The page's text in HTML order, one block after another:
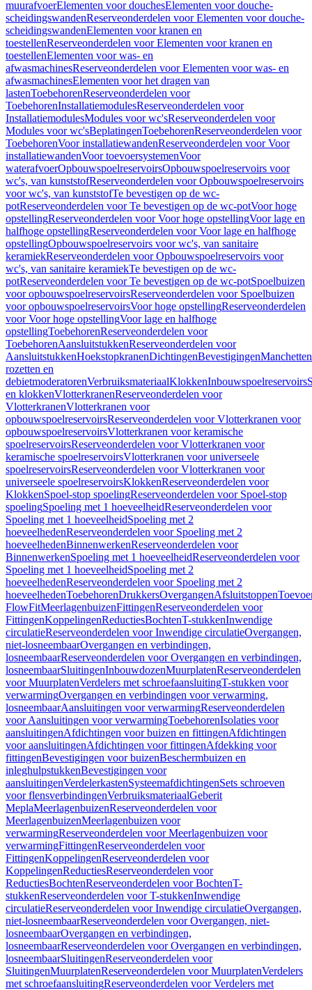
muurafvoerElementen voor douchesElementen voor douche-
scheidingswandenReserveonderdelen voor Elementen voor douche-
scheidingswandenElementen voor kranen en
toestellenReserveonderdelen voor Elementen voor kranen en
toestellenElementen voor was- en
afwasmachinesReserveonderdelen voor Elementen voor was- en
afwasmachinesElementen voor het dragen van
lastenToebehorenReserveonderdelen voor
ToebehorenInstallatiemodulesReserveonderdelen voor
InstallatiemodulesModules voor wc'sReserveonderdelen voor
Modules voor wc'sBeplatingenToebehorenReserveonderdelen voor
ToebehorenVoor installatiewandenReserveonderdelen voor Voor
installatiewandenVoor toevoersystemenVoor
waterafvoerOpbouwspoelreservoirsOpbouwspoelreservoirs voor
wc's, van kunststofReserveonderdelen voor Opbouwspoelreservoirs
voor wc's, van kunststofTe bevestigen op de wc-
potReserveonderdelen voor Te bevestigen op de wc-potVoor hoge
opstellingReserveonderdelen voor Voor hoge opstellingVoor lage en
halfhoge opstellingReserveonderdelen voor Voor lage en halfhoge
opstellingOpbouwspoelreservoirs voor wc's, van sanitaire
keramiekReserveonderdelen voor Opbouwspoelreservoirs voor
wc's, van sanitaire keramiekTe bevestigen op de wc-
potReserveonderdelen voor Te bevestigen op de wc-potSpoelbuizen
voor opbouwspoelreservoirsReserveonderdelen voor Spoelbuizen
voor opbouwspoelreservoirsVoor hoge opstellingReserveonderdelen
voor Voor hoge opstellingVoor lage en halfhoge
opstellingToebehorenReserveonderdelen voor
ToebehorenAansluitstukkenReserveonderdelen voor
AansluitstukkenHoekstopkranenDichtingenBevestigingenManchetten
rozetten en
debietmoderatorenVerbruiksmateriaalKlokkenInbouwspoelreservoirs
en klokkenVlotterkranenReserveonderdelen voor
VlotterkranenVlotterkranen voor
opbouwspoelreservoirsReserveonderdelen voor Vlotterkranen voor
opbouwspoelreservoirsVlotterkranen voor keramische
spoelreservoirsReserveonderdelen voor Vlotterkranen voor
keramische spoelreservoirsVlotterkranen voor universeele
spoelreservoirsReserveonderdelen voor Vlotterkranen voor
universeele spoelreservoirsKlokkenReserveonderdelen voor
KlokkenSpoel-stop spoelingReserveonderdelen voor Spoel-stop
spoelingSpoeling met 1 hoeveelheidReserveonderdelen voor
Spoeling met 1 hoeveelheidSpoeling met 2
hoeveelhedenReserveonderdelen voor Spoeling met 2
hoeveelhedenBinnenwerkenReserveonderdelen voor
BinnenwerkenSpoeling met 1 hoeveelheidReserveonderdelen voor
Spoeling met 1 hoeveelheidSpoeling met 2
hoeveelhedenReserveonderdelen voor Spoeling met 2
hoeveelhedenToebehorenDrukkersOvergangenAfsluitstoppen
FlowFitMeerlagenbuizenFittingenReserveonderdelen voor
FittingenKoppelingenReductiesBochtenT-stukkenInwendige
circulatieReserveonderdelen voor Inwendige circulatieOvergangen,
niet-losneembaarOvergangen en verbindingen,
losneembaarReserveonderdelen voor Overgangen en verbindingen,
losneembaarSluitingenInbouwdozenMuurplatenReserveonderdelen
voor MuurplatenVerdelers met schroefaansluitingT-stukken voor
verwarmingOvergangen en verbindingen voor verwarming,
losneembaarAansluitingen voor verwarmingReserveonderdelen
voor Aansluitingen voor verwarmingToebehorenIsolaties voor
aansluitingenAfdichtingen voor buizen en fittingenAfdichtingen
voor aansluitingenAfdichtingen voor fittingenAfdekking voor
fittingenBevestigingen voor buizenBeschermbuizen en
inleghulpstukkenBevestigingen voor
aansluitingenVerdelerkastenSysteemafdichtingenSets schroeven
voor flensverbindingenVerbruiksmateriaalGeberit
MeplaMeerlagenbuizenReserveonderdelen voor
MeerlagenbuizenMeerlagenbuizen voor
verwarmingReserveonderdelen voor Meerlagenbuizen voor
verwarmingFittingenReserveonderdelen voor
FittingenKoppelingenReserveonderdelen voor
KoppelingenReductiesReserveonderdelen voor
ReductiesBochtenReserveonderdelen voor BochtenT-
stukkenReserveonderdelen voor T-stukkenInwendige
circulatieReserveonderdelen voor Inwendige circulatieOvergangen,
niet-losneembaarReserveonderdelen voor Overgangen, niet-
losneembaarOvergangen en verbindingen,
losneembaarReserveonderdelen voor Overgangen en verbindingen,
losneembaarSluitingenReserveonderdelen voor
SluitingenMuurplatenReserveonderdelen voor MuurplatenVerdelers
met schroefaansluitingReserveonderdelen voor Verdelers met